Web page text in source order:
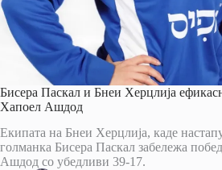
Бисера Паскал и Бнеи Херцлија
Хапоел Ашдод
Екипата на Бнеи Херцлија, каде
голманка Бисера Паскал забележа
Ашдод со убедливи 39-17.